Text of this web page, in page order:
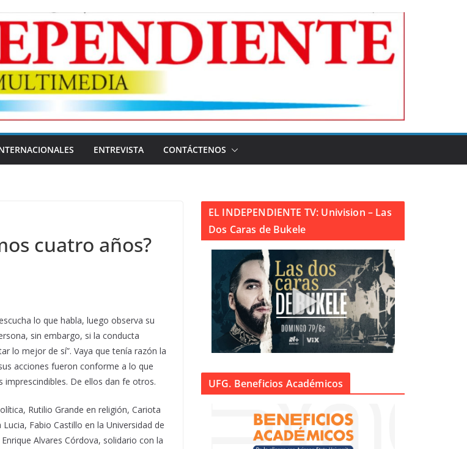
ENTREVISTA CONTÁCTENOS
cuatro años?
lo que habla, luego observa su
sin embargo, si la conducta
lo mejor de sí”. Vaya que tenía razón la
acciones fueron conforme a lo que
De ellos dan fe otros.
Rutilio Grande en religión, Cariota
Fabio Castillo en la Universidad de
Alvares Córdova, solidario con la
EL INDEPENDIENTE TV: Univision – Las
Dos Caras de Bukele
UFG. Beneficios Académicos